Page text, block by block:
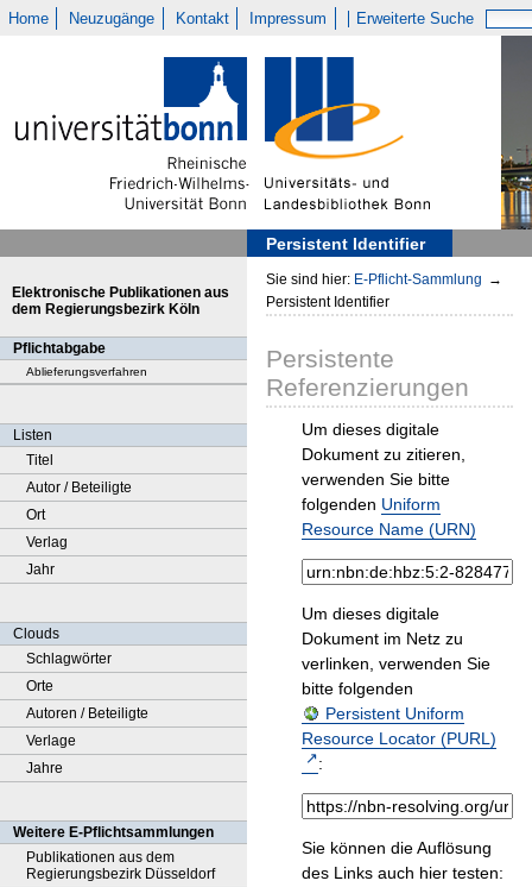
Home Neuzugänge Kontakt Impressum Erweiterte Suche
Persistent Identifier
Elektronische Publikationen aus
dem Regierungsbezirk Köln
Pflichtabgabe
Ablieferungsverfahren
Listen
Titel
Autor / Beteiligte
Ort
Verlag
Jahr
Clouds
Schlagwörter
Orte
Autoren / Beteiligte
Verlage
Jahre
Weitere E-Pflichtsammlungen
Publikationen aus dem
Regierungsbezirk Düsseldorf
Sie sind hier: E-Pflicht-Sammlung →
Persistent Identifier
Persistente
Referenzierungen
Um dieses digitale
Dokument zu zitieren,
verwenden Sie bitte
folgenden Uniform
Resource Name (URN)
Um dieses digitale
Dokument im Netz zu
verlinken, verwenden Sie
bitte folgenden
Persistent Uniform
Resource Locator (PURL)
:
Sie können die Auflösung
des Links auch hier testen: